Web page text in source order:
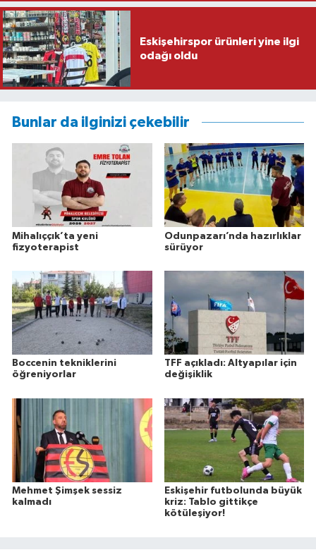
Eskişehirspor ürünleri yine ilgi
odağı oldu
Bunlar da ilginizi çekebilir
Mihalıççık’ta yeni
fizyoterapist
Odunpazarı’nda hazırlıklar
sürüyor
Boccenin tekniklerini
öğreniyorlar
TFF açıkladı: Altyapılar için
değişiklik
Mehmet Şimşek sessiz
kalmadı
Eskişehir futbolunda büyük
kriz: Tablo gittikçe
kötüleşiyor!